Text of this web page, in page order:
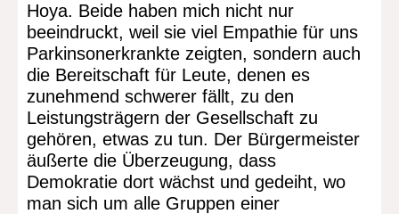
Hoya. Beide haben mich nicht nur
beeindruckt, weil sie viel Empathie für uns
Parkinsonerkrankte zeigten, sondern auch
die Bereitschaft für Leute, denen es
zunehmend schwerer fällt, zu den
Leistungsträgern der Gesellschaft zu
gehören, etwas zu tun. Der Bürgermeister
äußerte die Überzeugung, dass
Demokratie dort wächst und gedeiht, wo
man sich um alle Gruppen einer